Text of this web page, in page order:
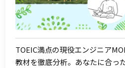
TOEIC満点の現役エンジニア
教材を徹底分析。あなたに合っ